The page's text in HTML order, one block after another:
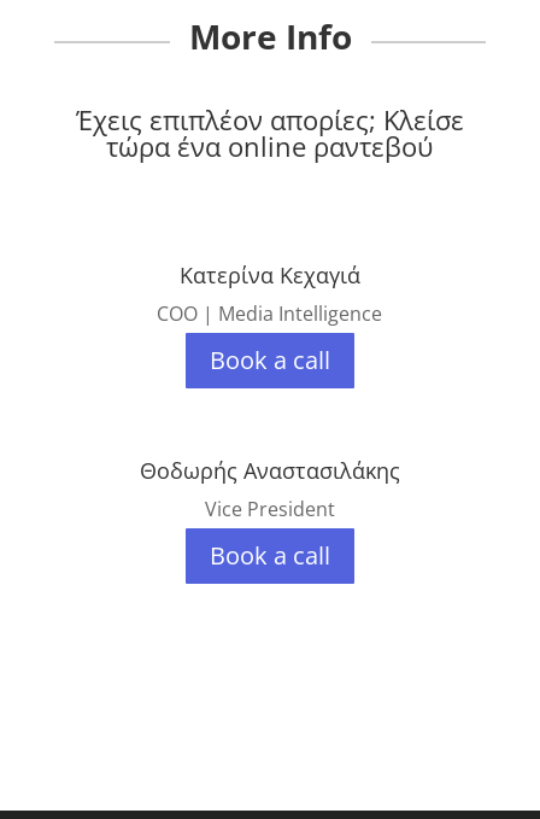
More Info
Έχεις επιπλέον απορίες; Κλείσε
τώρα ένα online ραντεβού
Κατερίνα Κεχαγιά
COO | Media Intelligence
Book a call
Θοδωρής Αναστασιλάκης
Vice President
Book a call